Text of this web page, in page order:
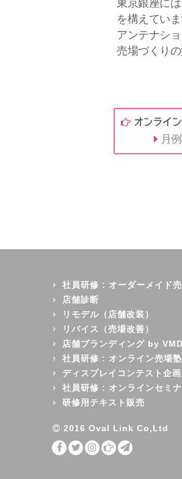
東京銀座に
を構えてい
アンテナシ
売場づくり
オンライ
月
社員研修 : オーダーメイド
店舗診断
リモデル（店舗改装）
リバイス（売場改善）
店舗ブランディング by VMD
社員研修 : オンライン売場塾
ディスプレイコンテスト企
社員研修 : オンラインセミ
研修用テキスト販売
2016 Oval Link Co,Ltd